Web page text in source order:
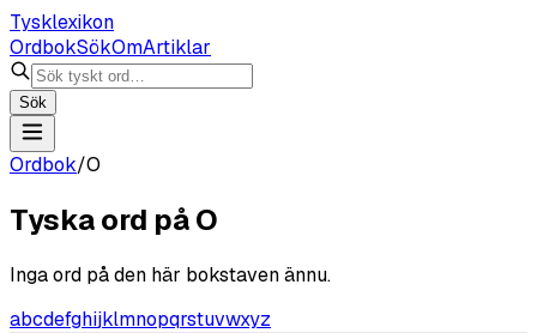
Tysklexikon
OrdbokSökOmArtiklar
Sök
Ordbok/O
Tyska ord påO
Inga ord på den här bokstaven ännu.
abcdefghijklmnopqrstuvwxyz